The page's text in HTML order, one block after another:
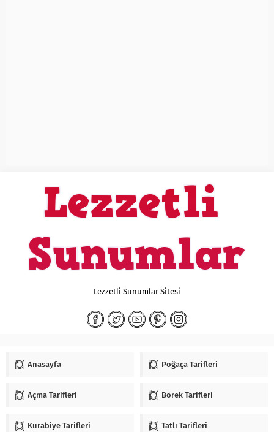
Lezzetli Sunumlar Sitesi
Anasayfa Poğaça Tarifleri
Açma Tarifleri Börek Tarifleri
Kurabiye Tarifleri Tatlı Tarifleri